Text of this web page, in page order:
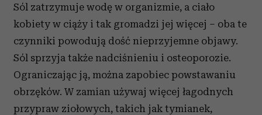
Sól zatrzymuje wodę w organizmie, a ciało
kobiety w ciąży i tak gromadzi jej więcej – oba te
czynniki powodują dość nieprzyjemne objawy.
Sól sprzyja także nadciśnieniu i osteoporozie.
Ograniczając ją, można zapobiec powstawaniu
obrzęków. W zamian używaj więcej łagodnych
przypraw ziołowych, takich jak tymianek,